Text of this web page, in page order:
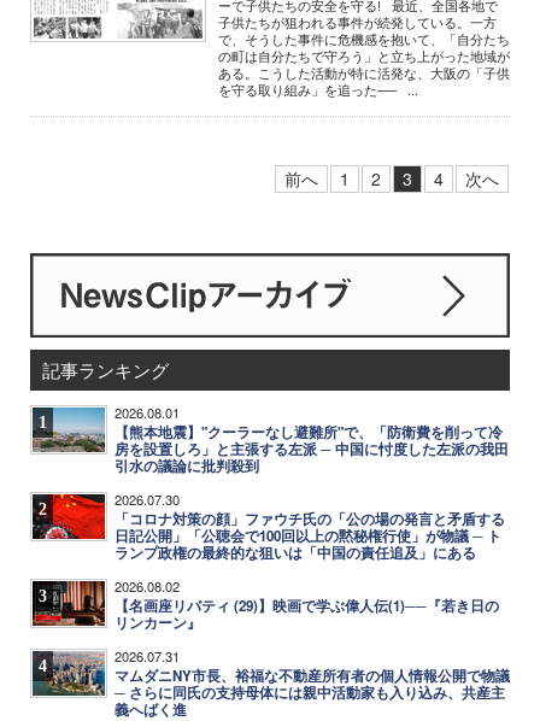
ーで子供たちの安全を守る! 最近、全国各地で
子供たちが狙われる事件が続発している。一方
で、そうした事件に危機感を抱いて、「自分たち
の町は自分たちで守ろう」と立ち上がった地域が
ある。こうした活動が特に活発な、大阪の「子供
を守る取り組み」を追った── ...
前へ 1 2 3 4 次へ
記事ランキング
1 2026.08.01
【熊本地震】"クーラーなし避難所"で、「防衛費を削って冷
房を設置しろ」と主張する左派 ─ 中国に忖度した左派の我田
引水の議論に批判殺到
2 2026.07.30
「コロナ対策の顔」ファウチ氏の「公の場の発言と矛盾する
日記公開」「公聴会で100回以上の黙秘権行使」が物議 ─ ト
ランプ政権の最終的な狙いは「中国の責任追及」にある
3 2026.08.02
【名画座リバティ (29)】映画で学ぶ偉人伝(1)──『若き日の
リンカーン』
4 2026.07.31
マムダニNY市長、裕福な不動産所有者の個人情報公開で物議
─ さらに同氏の支持母体には親中活動家も入り込み、共産主
義へばく進